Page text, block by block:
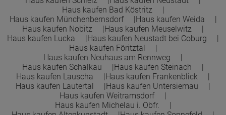
Haus kaufen Bad Köstritz
Haus kaufen Münchenbernsdorf
Haus kaufen Weida
Haus kaufen Nobitz
Haus kaufen Meuselwitz
Haus kaufen Lucka
Haus kaufen Neustadt bei Coburg
Haus kaufen Föritztal
Haus kaufen Neuhaus am Rennweg
Haus kaufen Schalkau
Haus kaufen Steinach
Haus kaufen Lauscha
Haus kaufen Frankenblick
Haus kaufen Lautertal
Haus kaufen Untersiemau
Haus kaufen Weitramsdorf
Haus kaufen Michelau i. Obfr.